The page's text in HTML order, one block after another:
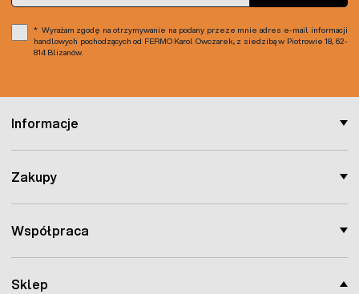
Sklep
Informacje
Zakupy
Współpraca
Wyrażam zgodę na otrzymywanie na podany przeze mnie adres e-mail informacji
handlowych pochodzących od FERMO Karol Owczarek, z siedzibą w Piotrowie 18, 62-
814 Blizanów.